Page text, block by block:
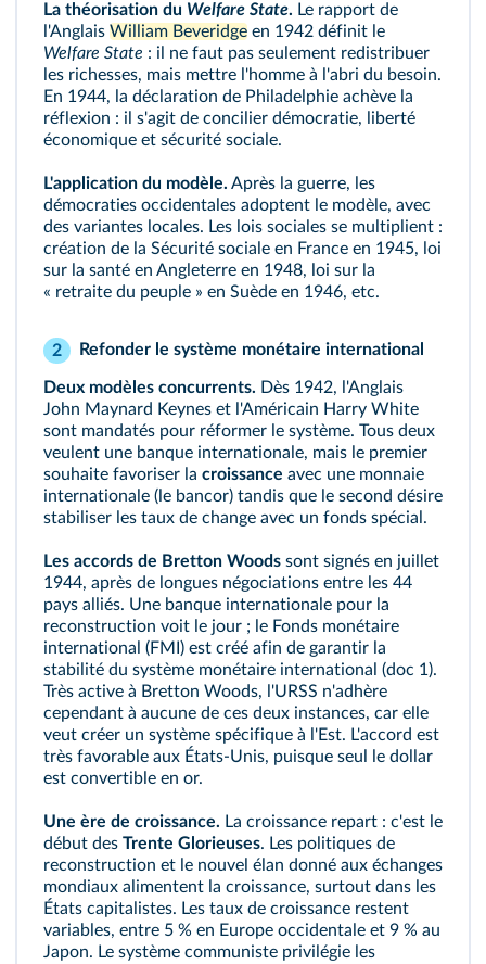
La théorisation du Welfare State. Le rapport de
l'Anglais William Beveridge en 1942 définit le
Welfare State : il ne faut pas seulement redistribuer
les richesses, mais mettre l'homme à l'abri du besoin.
En 1944, la déclaration de Philadelphie achève la
réflexion : il s'agit de concilier démocratie, liberté
économique et sécurité sociale.
L'application du modèle. Après la guerre, les
démocraties occidentales adoptent le modèle, avec
des variantes locales. Les lois sociales se multiplient :
création de la Sécurité sociale en France en 1945, loi
sur la santé en Angleterre en 1948, loi sur la
« retraite du peuple » en Suède en 1946, etc.
2 Refonder le système monétaire international
Deux modèles concurrents. Dès 1942, l'Anglais
John Maynard Keynes et l'Américain Harry White
sont mandatés pour réformer le système. Tous deux
veulent une banque internationale, mais le premier
souhaite favoriser la croissance avec une monnaie
internationale (le bancor) tandis que le second désire
stabiliser les taux de change avec un fonds spécial.
Les accords de Bretton Woods sont signés en juillet
1944, après de longues négociations entre les 44
pays alliés. Une banque internationale pour la
reconstruction voit le jour ; le Fonds monétaire
international (FMI) est créé afin de garantir la
stabilité du système monétaire international (doc 1).
Très active à Bretton Woods, l'URSS n'adhère
cependant à aucune de ces deux instances, car elle
veut créer un système spécifique à l'Est. L'accord est
très favorable aux États-Unis, puisque seul le dollar
est convertible en or.
Une ère de croissance. La croissance repart : c'est le
début des Trente Glorieuses. Les politiques de
reconstruction et le nouvel élan donné aux échanges
mondiaux alimentent la croissance, surtout dans les
États capitalistes. Les taux de croissance restent
variables, entre 5 % en Europe occidentale et 9 % au
Japon. Le système communiste privilégie les